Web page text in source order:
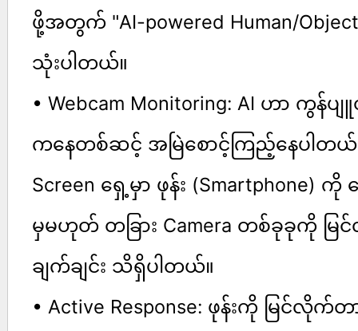
ဖို့အတွက် "AI-powered Human/
သုံးပါတယ်။
• Webcam Monitoring: AI ဟာ ကွန်ပ
ကနေတစ်ဆင့် အမြဲစောင့်ကြည့်နေပါ
Screen ရှေ့မှာ ဖုန်း (Smartphone)
မှမဟုတ် တခြား Camera တစ်ခုခုကို မ
ချက်ချင်း သိရှိပါတယ်။
• Active Response: ဖုန်းကို မြင်လိုက်တ